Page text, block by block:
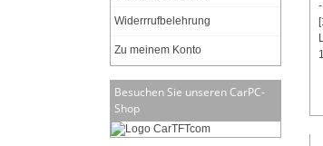
Widerrrufbelehrung
Zu meinem Konto
Besuchen Sie unseren CarPC-
Shop